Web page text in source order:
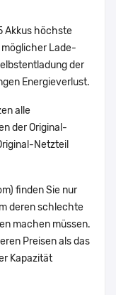
Akkus höchste
Lade-
der
Energieverlust.
alle
der Original-
Netzteil
finden Sie nur
deren schlechte
machen müssen.
Preisen als das
Kapazität